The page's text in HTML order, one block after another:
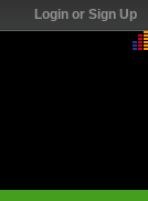
Login or Sign Up